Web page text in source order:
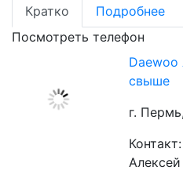
Кратко
Подробнее
Посмотреть телефон
Daewoo
свыше
г.
Алексей